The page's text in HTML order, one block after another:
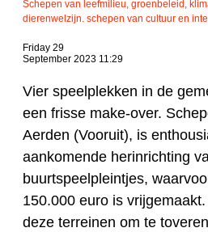
Schepen van leefmilieu, groenbeleid,
dierenwelzijn. schepen van cultuur en
Friday 29
September 2023 11:29
Vier speelplekken in de
een frisse make-over.
Aerden (Vooruit), is
aankomende herinrichting
buurtspeelpleintjes,
150.000 euro is
deze terreinen om te